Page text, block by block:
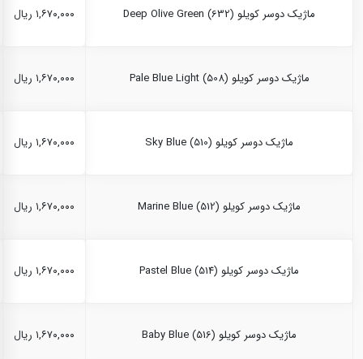
ماژیک دوسر کویلو Deep Olive Green (632) ۱,۶۷۰,۰۰۰ ریال
ماژیک دوسر کویلو Pale Blue Light (508) ۱,۶۷۰,۰۰۰ ریال
ماژیک دوسر کویلو Sky Blue (510) ۱,۶۷۰,۰۰۰ ریال
ماژیک دوسر کویلو Marine Blue (512) ۱,۶۷۰,۰۰۰ ریال
ماژیک دوسر کویلو Pastel Blue (514) ۱,۶۷۰,۰۰۰ ریال
ماژیک دوسر کویلو Baby Blue (516) ۱,۶۷۰,۰۰۰ ریال